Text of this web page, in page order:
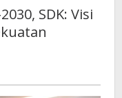
SDK: Visi